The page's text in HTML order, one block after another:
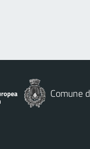
Comune